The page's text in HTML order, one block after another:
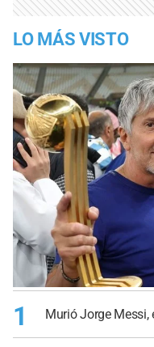
LO MÁS VISTO
1 Murió Jorge Messi,